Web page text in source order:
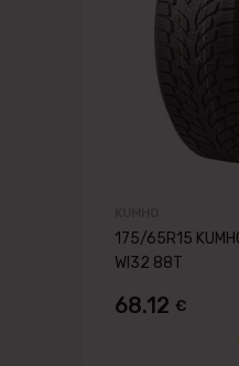
175/65R15
WI32 88T
68.12 €